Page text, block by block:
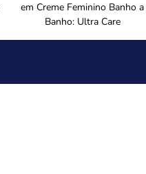
em Creme Feminino Banho a
Banho: Ultra Care